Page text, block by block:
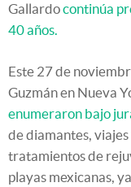
Gallardocontinúa
40 años.
Este 27 de
Guzmán en Nueva
enumeraron bajo
de diamantes,
tratamientos de
playas mexicanas,